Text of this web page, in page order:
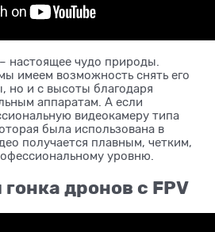
настоящее чудо природы.
имеем возможность снять его
но и с высоты благодаря
аппаратам. А если
видеокамеру типа
была использована в
получается плавным, четким,
уровню.
дронов с FPV